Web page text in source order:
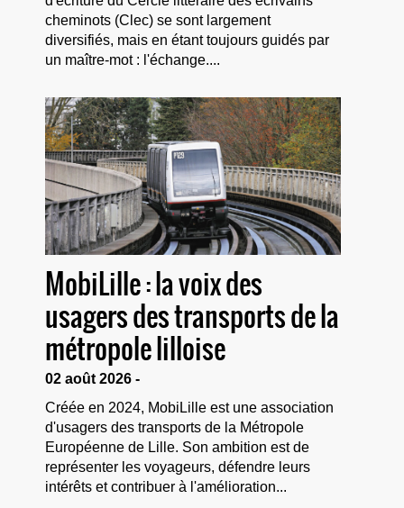
cheminots (Clec) se sont largement
diversifiés, mais en étant toujours guidés par
un maître-mot : l'échange....
MobiLille : la voix des
usagers des transports de la
métropole lilloise
02 août 2026 -
Créée en 2024, MobiLille est une association
d'usagers des transports de la Métropole
Européenne de Lille. Son ambition est de
représenter les voyageurs, défendre leurs
intérêts et contribuer à l'amélioration...